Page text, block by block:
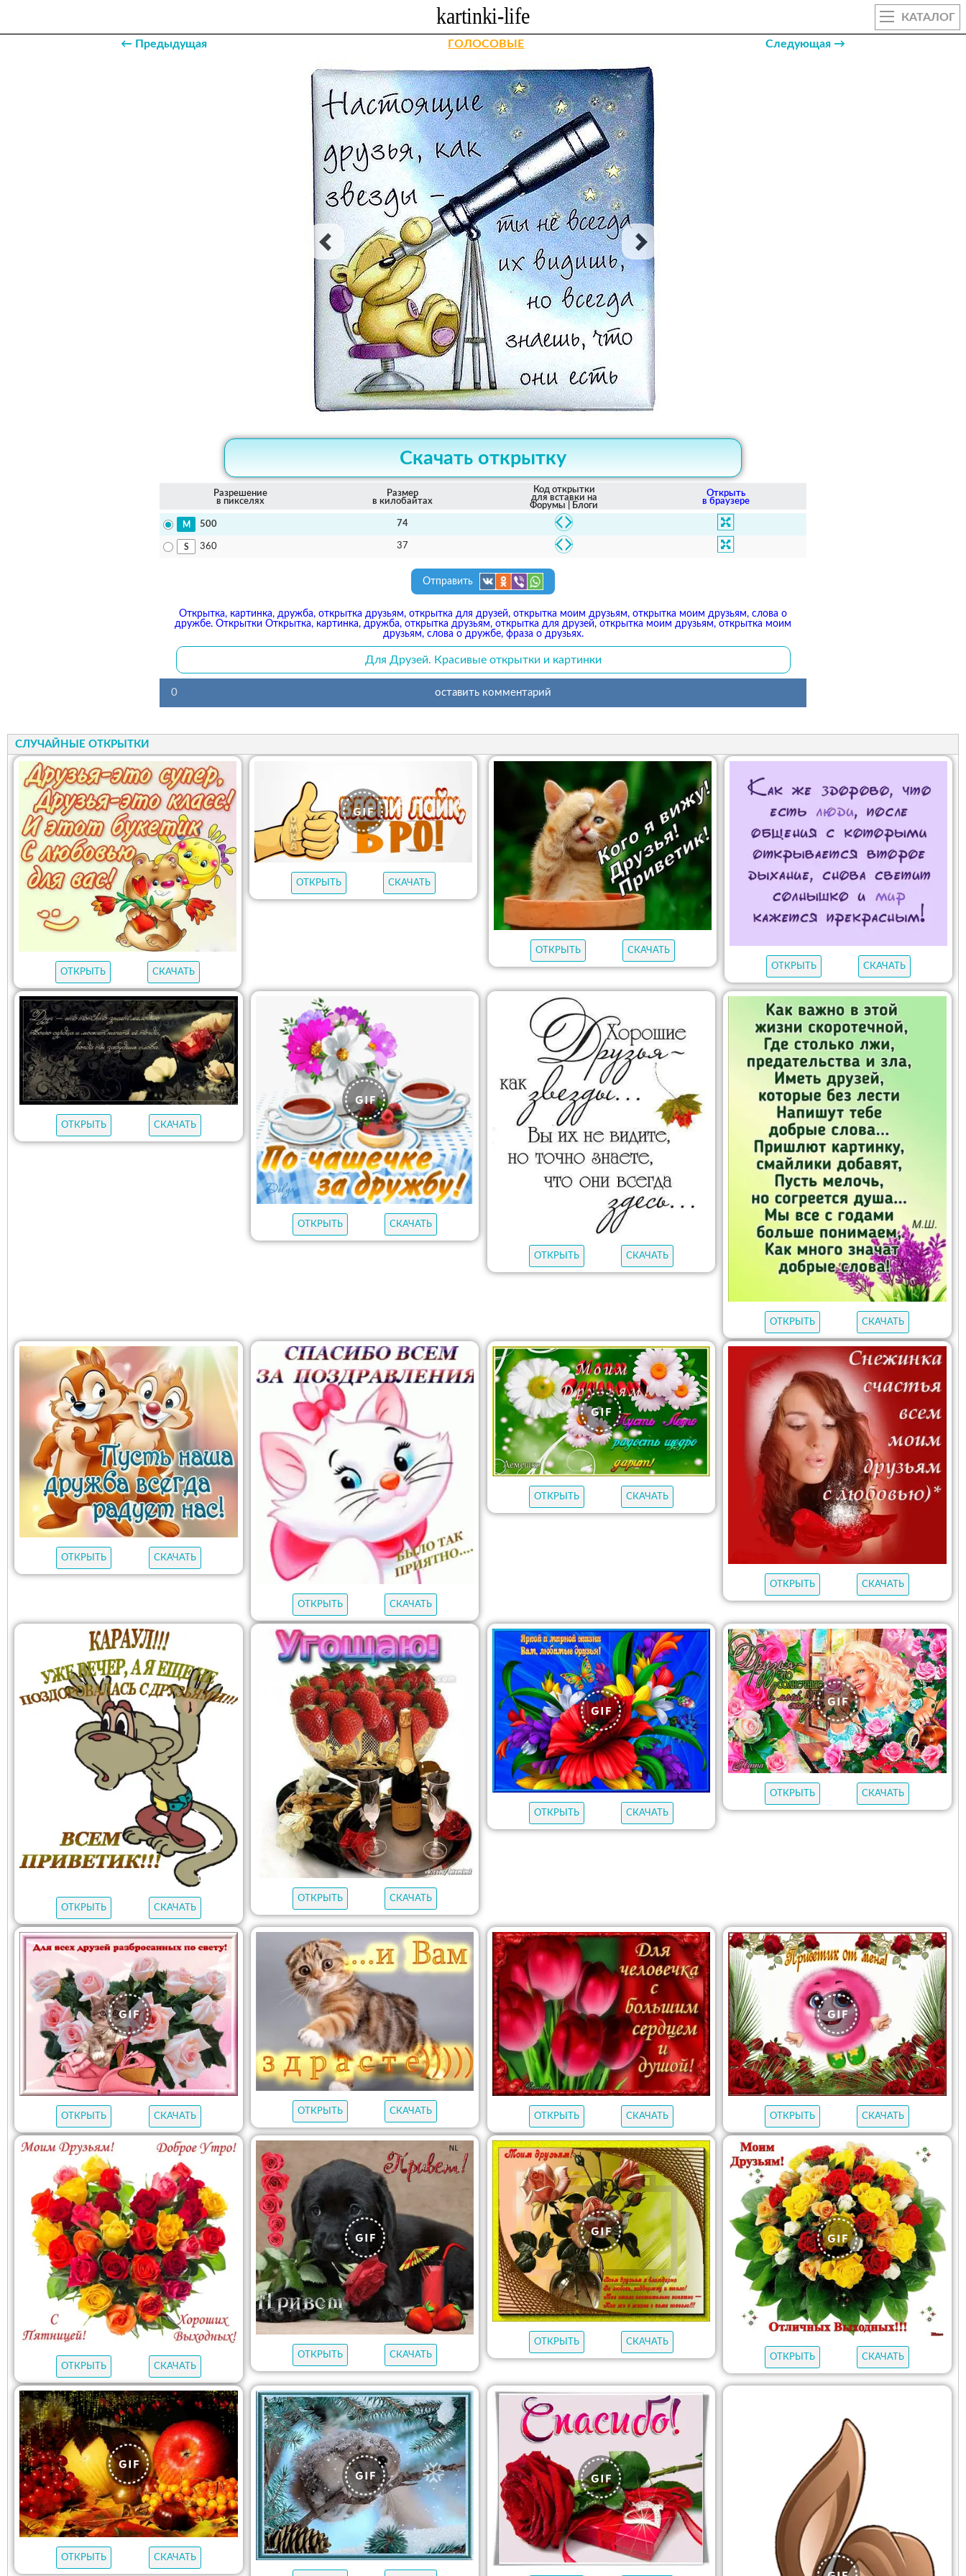
КАТАЛОГ
← Предыдущая ГОЛОСОВЫЕ Следующая →
Скачать открытку
Разрешение
в пикселях
Размер
в килобайтах
Код открытки
для вставки на
Форумы | Блоги
Открыть
в браузере
500 74
360 37
Отправить
Открытка, картинка, дружба, открытка друзьям, открытка для друзей, открытка моим друзьям, открытка моим друзьям, слова о
дружбе. Открытки Открытка, картинка, дружба, открытка друзьям, открытка для друзей, открытка моим друзьям, открытка моим
друзьям, слова о дружбе, фраза о друзьях.
Для Друзей. Красивые открытки и картинки
0 оставить комментарий
СЛУЧАЙНЫЕ ОТКРЫТКИ
ОТКРЫТЬ СКАЧАТЬ
ОТКРЫТЬ СКАЧАТЬ
ОТКРЫТЬ
СКАЧАТЬ
ОТКРЫТЬ
СКАЧАТЬ
ОТКРЫТЬ СКАЧАТЬ
ОТКРЫТЬ СКАЧАТЬ
ОТКРЫТЬ СКАЧАТЬ
ОТКРЫТЬ СКАЧАТЬ
ОТКРЫТЬ СКАЧАТЬ
ОТКРЫТЬ СКАЧАТЬ
ОТКРЫТЬ СКАЧАТЬ
ОТКРЫТЬ СКАЧАТЬ
ОТКРЫТЬ СКАЧАТЬ
ОТКРЫТЬ СКАЧАТЬ
ОТКРЫТЬ СКАЧАТЬ
ОТКРЫТЬ СКАЧАТЬ
ОТКРЫТЬ СКАЧАТЬ
ОТКРЫТЬ СКАЧАТЬ
ОТКРЫТЬ СКАЧАТЬ ОТКРЫТЬ СКАЧАТЬ
ОТКРЫТЬ СКАЧАТЬ
ОТКРЫТЬ СКАЧАТЬ
ОТКРЫТЬ
СКАЧАТЬ
ОТКРЫТЬ
СКАЧАТЬ
ОТКРЫТЬ СКАЧАТЬ